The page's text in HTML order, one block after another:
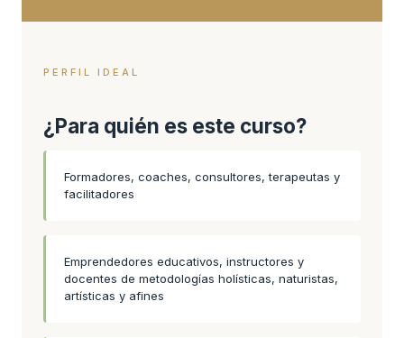
PERFIL IDEAL
¿Para quién es este curso?
Formadores, coaches, consultores, terapeutas y
facilitadores
Emprendedores educativos, instructores y
docentes de metodologías holísticas, naturistas,
artísticas y afines